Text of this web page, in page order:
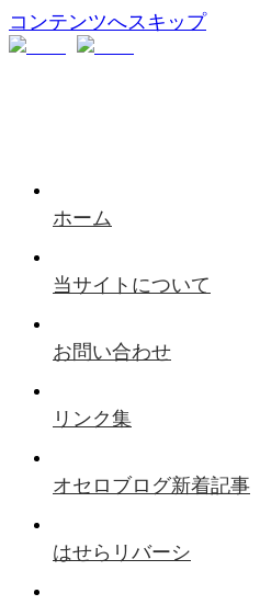
コンテンツへスキップ
ホーム
当サイトについて
お問い合わせ
リンク集
オセロブログ新着記事
はせらリバーシ